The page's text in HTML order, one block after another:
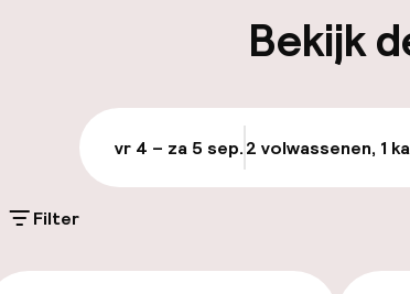
Toegankelijkheid
Overal rolstoeltoegankelijk
Lift
Bekijk
vr 4 – za 5 sep.2 volwassenen, 1
Filter